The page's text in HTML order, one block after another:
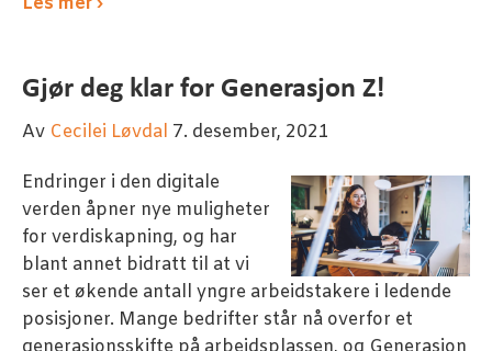
Gjør deg klar for Generasjon Z!
Av Cecilei Løvdal 7. desember, 2021
Endringer i den digitale
verden åpner nye muligheter
for verdiskapning, og har
blant annet bidratt til at vi
ser et økende antall yngre arbeidstakere i ledende
posisjoner. Mange bedrifter står nå overfor et